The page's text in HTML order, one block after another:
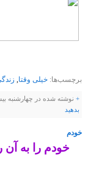
برچسب‌ها: خیلی وقتا,
+ نوشته شده در چهارشنبه بیست و پنجم مرداد
بدهيد
خودم
خودم را به آن